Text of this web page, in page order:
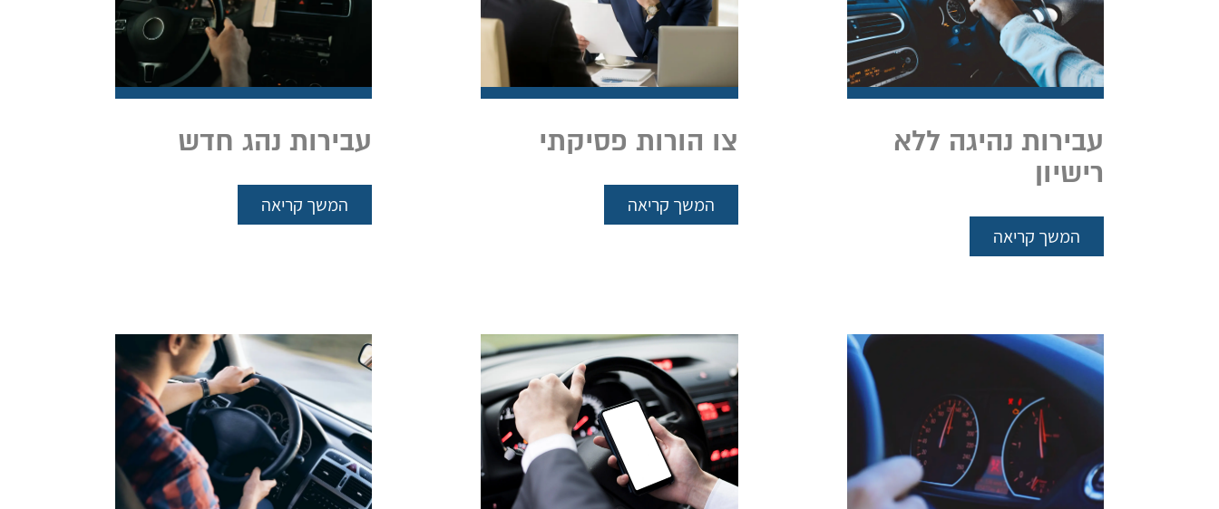
עבירות נהיגה ללא
רישיון
המשך קריאה
צו הורות פסיקתי
המשך קריאה
עבירות נהג חדש
המשך קריאה